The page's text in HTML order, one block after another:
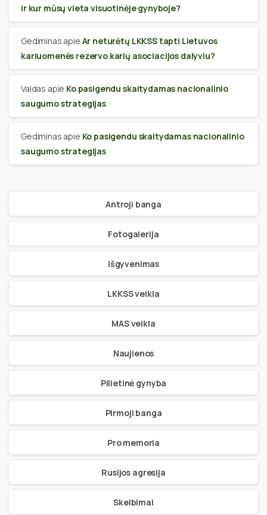
ir kur mūsų vieta visuotinėje gynyboje?
Gediminas apie Ar neturėtų LKKSS tapti Lietuvos
kariuomenės rezervo karių asociacijos dalyviu?
Valdas apie Ko pasigendu skaitydamas nacionalinio
saugumo strategijas
Gediminas apie Ko pasigendu skaitydamas nacionalinio
saugumo strategijas
Antroji banga
Fotogalerija
Išgyvenimas
LKKSS veikla
MAS veikla
Naujienos
Pilietinė gynyba
Pirmoji banga
Pro memoria
Rusijos agresija
Skelbimai